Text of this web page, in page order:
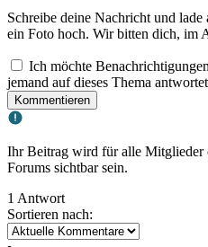
Schreibe deine Nachricht und
ein Foto hoch. Wir bitten dich, im
Ich möchte
jemand auf dieses Thema antwortet
Kommentieren
Ihr Beitrag wird für alle Mitglieder
Forums sichtbar sein.
1 Antwort
Sortieren nach: